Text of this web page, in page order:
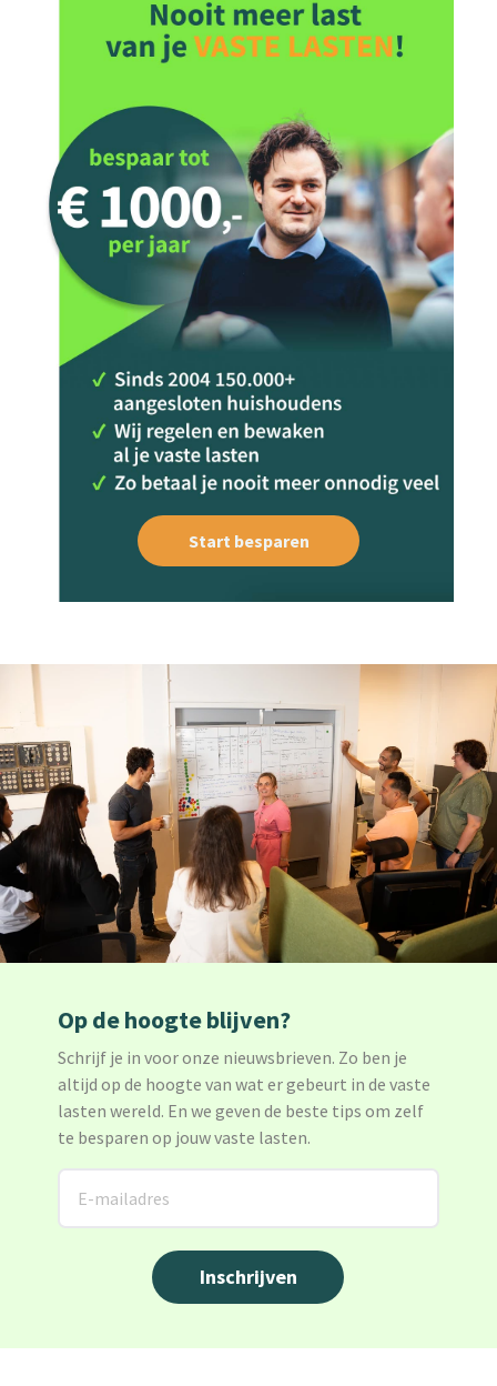
Start besparen
Op de hoogte blijven?
Schrijf je in voor onze nieuwsbrieven. Zo ben je
altijd op de hoogte van wat er gebeurt in de vaste
lasten wereld. En we geven de beste tips om zelf
te besparen op jouw vaste lasten.